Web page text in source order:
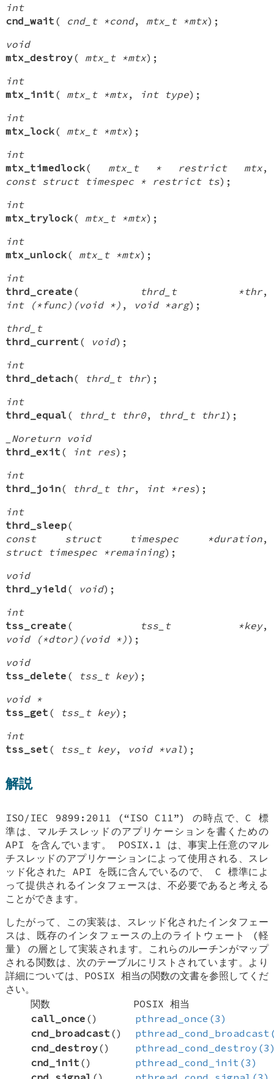
int
cnd_wait ( cnd_t *cond, mtx_t *mtx);
void
mtx_destroy( mtx_t *mtx);
int
mtx_init ( mtx_t *mtx, int type);
int
mtx_lock( mtx_t *mtx);
int
mtx_timedlock( mtx_t * restrict mtx,
const struct timespec * restrict ts);
int
mtx_trylock( mtx_t *mtx);
int
mtx_unlock( mtx_t *mtx);
int
thrd_create ( thrd_t *thr,
int (*func)(void *) , void *arg);
thrd_t
thrd_current ( void);
int
thrd_detach( thrd_t thr);
int
thrd_equal ( thrd_t thr0, thrd_t thr1);
_Noreturn void
thrd_exit ( int res);
int
thrd_join( thrd_t thr, int *res);
int
thrd_sleep(
const struct timespec *duration,
struct timespec *remaining);
void
thrd_yield ( void);
int
tss_create ( tss_t *key,
void (*dtor)(void *) );
void
tss_delete ( tss_t key);
void *
tss_get ( tss_t key);
int
tss_set ( tss_t key, void *val );
解説
ISO/IEC 9899:2011 (“ISO C11”) の時点で、C 標
準は、マルチスレッドのアプリケーションを書くための
API を含んでいます。 POSIX.1 は、事実上任意のマル
チスレッドのアプリケーションによって使用される、スレ
ッド化された API を既に含んでいるので、 C 標準によ
って提供されるインタフェースは、不必要であると考える
ことができます。
したがって、この実装は、スレッド化されたインタフェー
スは、既存のインタフェースの上のライトウェート (軽
量) の層として実装されます。これらのルーチンがマップ
される関数は、次のテーブルにリストされています。より
詳細については、POSIX 相当の関数の文書を参照してくだ
さい。
関数
POSIX 相当
call_once ()
pthread_once(3)
cnd_broadcast ()
cnd_destroy()
cnd_init ()
pthread_cond_init(3)